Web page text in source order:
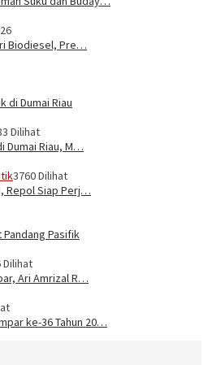
Biodiesel, Pre…
Dilihat
Dumai Riau, M…
3760 Dilihat
Repol Siap Perj…
Pasifik
Dilihat
Ari Amrizal R…
ke-36 Tahun 20…